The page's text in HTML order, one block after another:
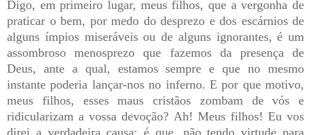
Digo, em primeiro lugar, meus filhos, que a vergonha de
praticar o bem, por medo do desprezo e dos escárnios de
alguns ímpios miseráveis ou de alguns ignorantes, é um
assombroso menosprezo que fazemos da presença de
Deus, ante a qual, estamos sempre e que no mesmo
instante poderia lançar-nos no inferno. E por que motivo,
meus filhos, esses maus cristãos zombam de vós e
ridicularizam a vossa devoção? Ah! Meus filhos! Eu vos